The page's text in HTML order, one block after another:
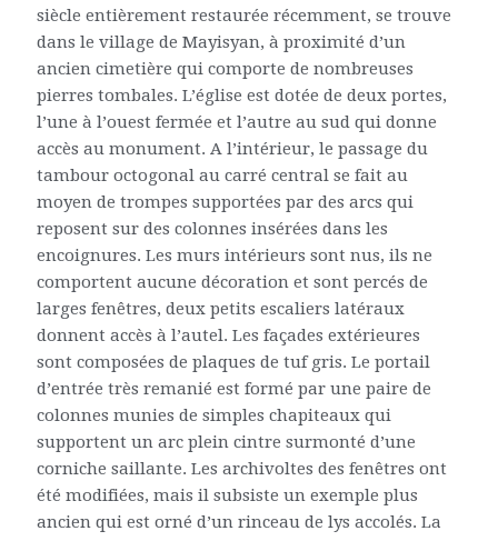
siècle entièrement restaurée récemment, se trouve
dans le village de Mayisyan, à proximité d’un
ancien cimetière qui comporte de nombreuses
pierres tombales. L’église est dotée de deux portes,
l’une à l’ouest fermée et l’autre au sud qui donne
accès au monument. A l’intérieur, le passage du
tambour octogonal au carré central se fait au
moyen de trompes supportées par des arcs qui
reposent sur des colonnes insérées dans les
encoignures. Les murs intérieurs sont nus, ils ne
comportent aucune décoration et sont percés de
larges fenêtres, deux petits escaliers latéraux
donnent accès à l’autel. Les façades extérieures
sont composées de plaques de tuf gris. Le portail
d’entrée très remanié est formé par une paire de
colonnes munies de simples chapiteaux qui
supportent un arc plein cintre surmonté d’une
corniche saillante. Les archivoltes des fenêtres ont
été modifiées, mais il subsiste un exemple plus
ancien qui est orné d’un rinceau de lys accolés. La